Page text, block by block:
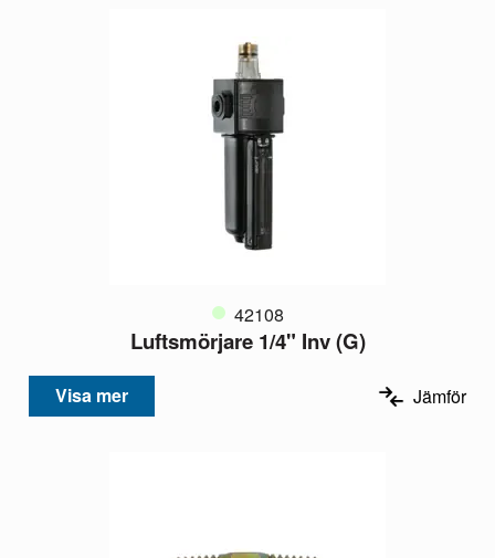
42108
Luftsmörjare 1/4" Inv (G)
Visa mer Jämför